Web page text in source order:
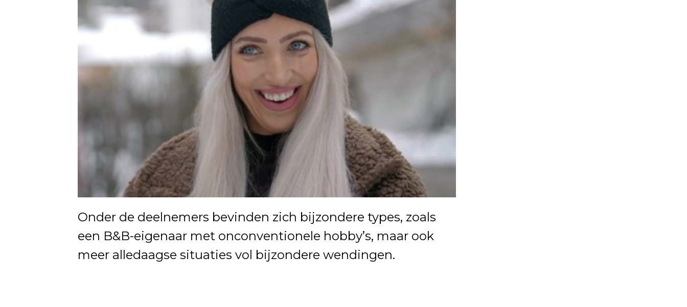
Onder de deelnemers bevinden zich bijzondere types, zoals
een B&B-eigenaar met onconventionele hobby’s, maar ook
meer alledaagse situaties vol bijzondere wendingen.